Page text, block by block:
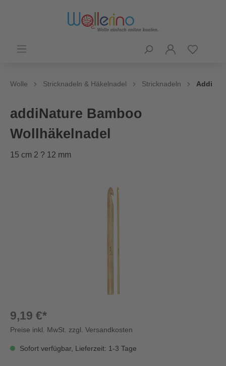
Wolle Stricknadeln & Häkelnadel Stricknadeln Addi
addiNature Bamboo
Wollhäkelnadel
15 cm 2 ? 12 mm
9,19 €*
Preise inkl. MwSt. zzgl. Versandkosten
Sofort verfügbar, Lieferzeit: 1-3 Tage